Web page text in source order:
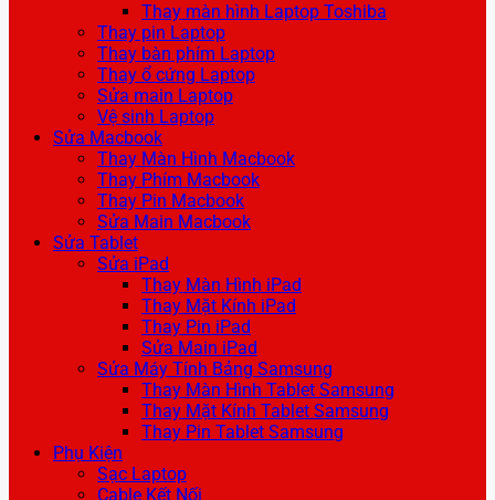
Thay màn hình Laptop Toshiba
Thay pin Laptop
Thay bàn phím Laptop
Thay ổ cứng Laptop
Sửa main Laptop
Vệ sinh Laptop
Sửa Macbook
Thay Màn Hình Macbook
Thay Phím Macbook
Thay Pin Macbook
Sửa Main Macbook
Sửa Tablet
Sửa iPad
Thay Màn Hình iPad
Thay Mặt Kính iPad
Thay Pin iPad
Sửa Main iPad
Sửa Máy Tính Bảng Samsung
Thay Màn Hình Tablet Samsung
Thay Mặt Kính Tablet Samsung
Thay Pin Tablet Samsung
Phụ Kiện
Sạc Laptop
Cable Kết Nối